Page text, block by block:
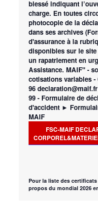
blessé indiquant
charge. En toutes
photocopie de la
dans ses archives
d'assurance à la
disponibles sur le
un rapatriement en
Assistance. MAIF" -
cotisations variables -
96 declaration@maif.fr
99 - Formulaire de
d'accident ►
MAIF
FSC-MAIF
Pour la liste des
propos du mondial 2026